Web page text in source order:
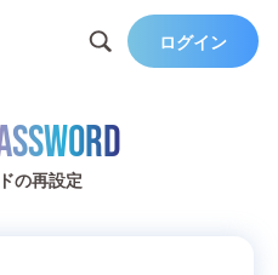
ログイン
の再設定